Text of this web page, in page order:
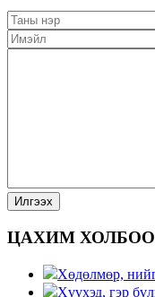
ЦАХИМ
Хөдөлмөр,
Хүүхэд, гэр